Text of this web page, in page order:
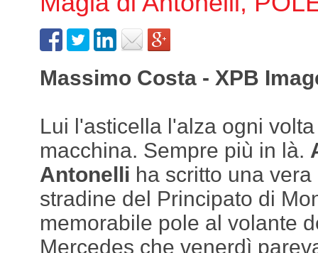
Massimo Costa - XPB
Lui l'asticella l'alza ogni
macchina. Sempre più in là.
Antonelli ha scritto una
stradine del Principato di
memorabile pole al volante
Mercedes che venerdì